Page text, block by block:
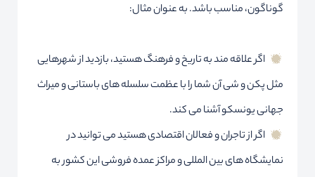
گوناگون، مناسب باشد. به عنوان مثال:
اگر علاقه مند به تاریخ و فرهنگ هستید، بازدید از شهرهایی
مثل پکن و شی آن شما را با عظمت سلسله های باستانی و میراث
جهانی یونسکو آشنا می کند.
اگر از تاجران و فعالان اقتصادی هستید می توانید در
نمایشگاه های بین المللی و مراکز عمده فروشی این کشور به